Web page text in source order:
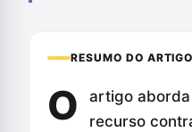
RESUMO DO ARTIGO
O
artigo
recurso